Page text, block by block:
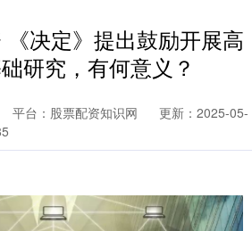
决定》提出鼓励开展高
研究，有何意义？
平台：股票配资知识网
更新：2025-05-